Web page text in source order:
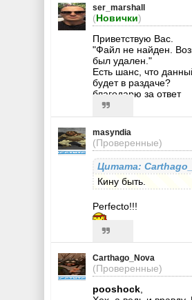
ser_marshall
(Новички)
Приветствую Вас.
"Файл не найден.
был удален."
Есть шанс, что
будет в раздаче?
благодарю за ответ
masyndia
(Проверенные)
Цитата:
Кину быть.
Рerfecto!!!
Carthago_Nova
(Проверенные)
pooshock